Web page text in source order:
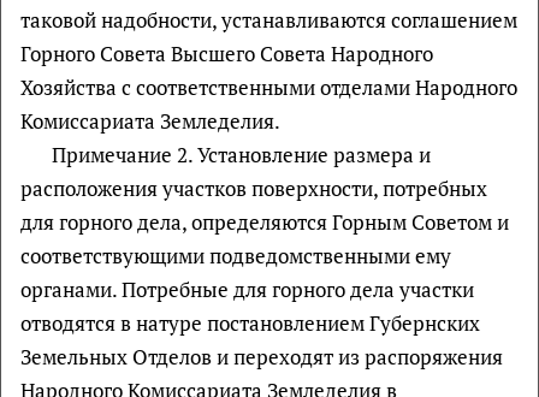
таковой надобности, устанавливаются соглашением
Горного Совета Высшего Совета Народного
Хозяйства с соответственными отделами Народного
Комиссариата Земледелия.
Примечание 2. Установление размера и
расположения участков поверхности, потребных
для горного дела, определяются Горным Советом и
соответствующими подведомственными ему
органами. Потребные для горного дела участки
отводятся в натуре постановлением Губернских
Земельных Отделов и переходят из распоряжения
Народного Комиссариата Земледелия в